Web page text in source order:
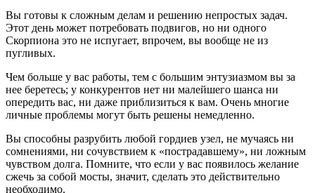
Вы готовы к сложным делам и решению непростых задач.
Этот день может потребовать подвигов, но ни одного
Скорпиона это не испугает, впрочем, вы вообще не из
пугливых.
Чем больше у вас работы, тем с большим энтузиазмом вы за
нее беретесь; у конкурентов нет ни малейшего шанса ни
опередить вас, ни даже приблизиться к вам. Очень многие
личные проблемы могут быть решены немедленно.
Вы способны разрубить любой гордиев узел, не мучаясь ни
сомнениями, ни сочувствием к «пострадавшему», ни ложным
чувством долга. Помните, что если у вас появилось желание
сжечь за собой мосты, значит, сделать это действительно
необходимо.